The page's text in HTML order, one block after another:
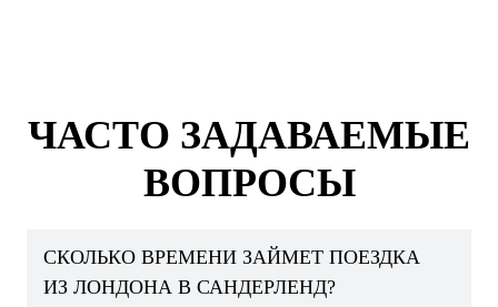
ЧАСТО ЗАДАВАЕМЫЕ
ВОПРОСЫ
СКОЛЬКО ВРЕМЕНИ ЗАЙМЕТ ПОЕЗДКА
ИЗ ЛОНДОНА В САНДЕРЛЕНД?